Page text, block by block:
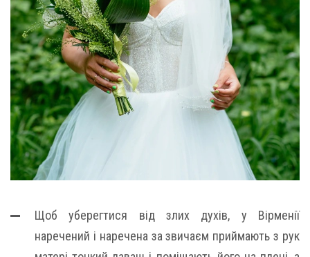
Щоб уберегтися від злих духів, у Вірменії
наречений і наречена за звичаєм приймають з рук